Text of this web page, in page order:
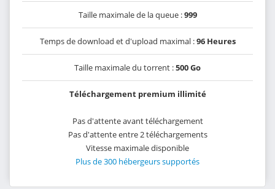
Taille maximale de la queue :999
Temps de download et d'upload maximal :96 Heures
Taille maximale du torrent :500 Go
Téléchargement premium illimité
Pas d'attente avant téléchargement
Pas d'attente entre 2 téléchargements
Vitesse maximale disponible
Plus de 300 hébergeurs supportés